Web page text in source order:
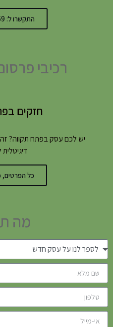
התקשרו ל: 03-9153169
רכיבי פרסום
חזקים
יש לכם עסק בפתח תקווה?
כל הפרטים,
מה